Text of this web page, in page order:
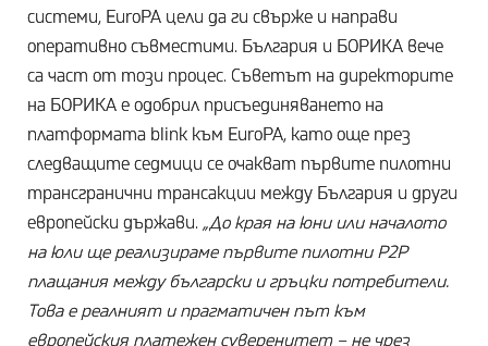
системи, EuroPA цели да ги свърже и направи
оперативно съвместими. България и БОРИКА вече
са част от този процес. Съветът на директорите
на БОРИКА е одобрил присъединяването на
платформата blink към EuroPA, като още през
следващите седмици се очакват първите пилотни
трансгранични трансакции между България и други
европейски държави. „До края на юни или началото
на юли ще реализираме първите пилотни P2P
плащания между български и гръцки потребители.
Това е реалният и прагматичен път към
европейския платежен суверенитет – не чрез